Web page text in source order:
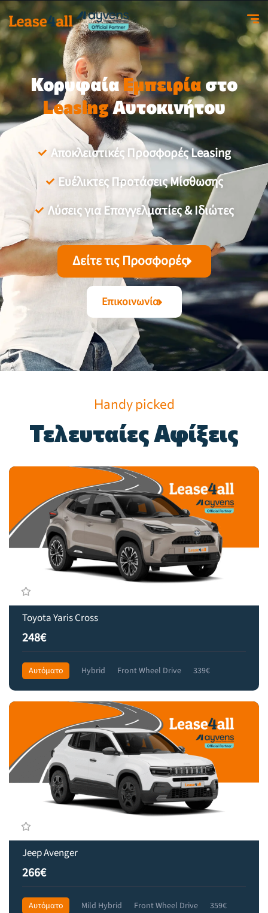
ΚορυφαίαΕμπειρίαστο
LeasingΑυτοκινήτου
Αποκλειστικές Προσφορές Leasing
Ευέλικτες Προτάσεις Μίσθωσης
Λύσεις για Επαγγελματίες & Ιδιώτες
Δείτε τις Προσφορές
Επικοινωνία
Handy picked
Τελευταίες Αφίξεις
Toyota Yaris Cross
248€
Αυτόματο Hybrid Front Wheel Drive 339€
Jeep Avenger
266€
Αυτόματο Mild Hybrid Front Wheel Drive 359€